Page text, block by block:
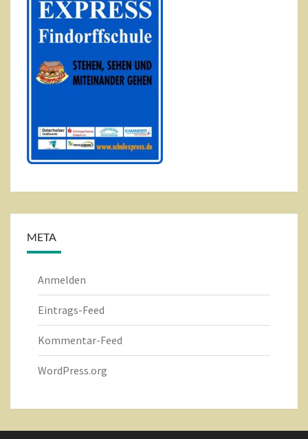
META
Anmelden
Eintrags-Feed
Kommentar-Feed
WordPress.org